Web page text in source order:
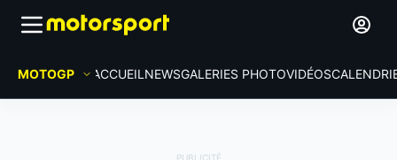
MOTOGP ACCUEIL NEWSGALERIES PHOTOVIDÉOS